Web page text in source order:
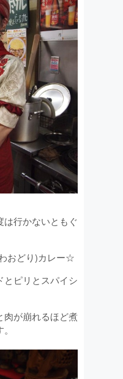
は行かないともぐ
おどり)カレー☆
とピリとスパイシ
肉が崩れるほど煮